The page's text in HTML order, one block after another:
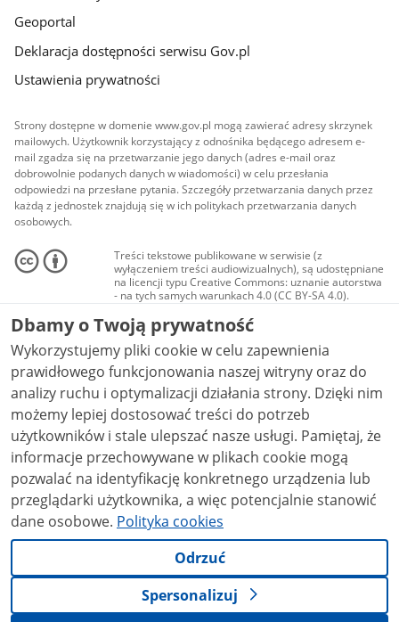
Geoportal
Deklaracja dostępności serwisu Gov.pl
Ustawienia prywatności
Strony dostępne w domenie www.gov.pl mogą zawierać adresy skrzynek
mailowych. Użytkownik korzystający z odnośnika będącego adresem e-
mail zgadza się na przetwarzanie jego danych (adres e-mail oraz
dobrowolnie podanych danych w wiadomości) w celu przesłania
odpowiedzi na przesłane pytania. Szczegóły przetwarzania danych przez
każdą z jednostek znajdują się w ich politykach przetwarzania danych
osobowych.
Treści tekstowe publikowane w serwisie (z
wyłączeniem treści audiowizualnych), są udostępniane
na licencji typu Creative Commons: uznanie autorstwa
- na tych samych warunkach 4.0 (CC BY-SA 4.0).
Materiały audiowizualne, w tym zdjęcia, materiały
audio i wideo, są udostępniane na licencji typu
Creative Commons: uznanie autorstwa użycie
niekomercyjne - bez utworów zależnych 4.0 (CC BY-
NC-ND 4.0), o ile nie jest to stwierdzone inaczej.
Dbamy o Twoją prywatność
Wykorzystujemy pliki cookie w celu zapewnienia
prawidłowego funkcjonowania naszej witryny oraz do
analizy ruchu i optymalizacji działania strony. Dzięki nim
możemy lepiej dostosować treści do potrzeb
użytkowników i stale ulepszać nasze usługi. Pamiętaj, że
informacje przechowywane w plikach cookie mogą
pozwalać na identyfikację konkretnego urządzenia lub
przeglądarki użytkownika, a więc potencjalnie stanowić
dane osobowe. Polityka cookies
Odrzuć
Spersonalizuj